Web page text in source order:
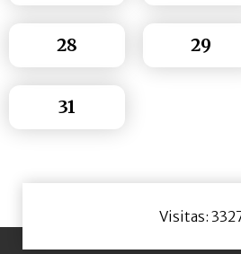
28 29
31
Visitas: